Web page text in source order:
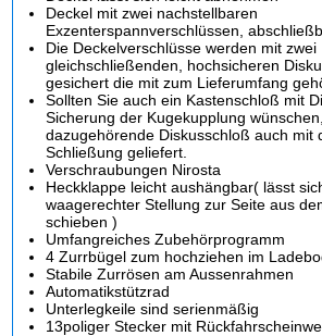
Deckel mit zwei nachstellbaren
Exzenterspannverschlüssen,
Die Deckelverschlüsse werden mit zwei
gleichschließenden, hochsicheren
gesichert die mit zum Lieferumfang
Sollten Sie auch ein Kastenschloß mit
Sicherung der Kugekupplung
dazugehörende Diskusschloß auch mit
Schließung geliefert.
Verschraubungen Nirosta
Heckklappe leicht aushängbar( lässt
waagerechter Stellung zur Seite aus
schieben )
Umfangreiches Zubehörprogramm
4 Zurrbügel zum hochziehen im
Stabile Zurrösen am Aussenrahmen
Automatikstützrad
Unterlegkeile sind serienmäßig
13poliger Stecker mit